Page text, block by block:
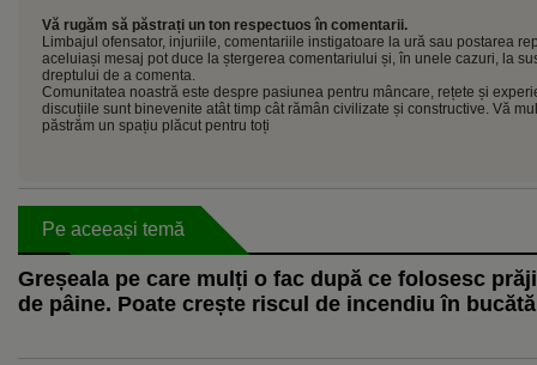
Vă rugăm să păstrați un ton respectuos în comentarii.
Limbajul ofensator, injuriile, comentariile instigatoare la ură sau postarea
aceluiași mesaj pot duce la ștergerea comentariului și, în unele cazuri, la
dreptului de a comenta.
Comunitatea noastră este despre pasiunea pentru mâncare, rețete și
discuțiile sunt binevenite atât timp cât rămân civilizate și constructive. Vă
păstrăm un spațiu plăcut pentru toți
Pe aceeași temă
Greșeala pe care mulți o fac după ce folosesc
de pâine. Poate crește riscul de incendiu în